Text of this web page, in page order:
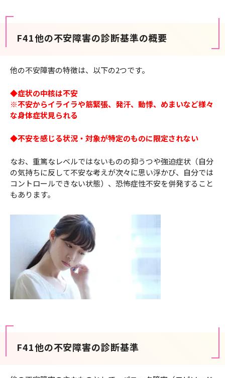
F41他の不安障害の診断基準の概要
他の不安障害の特徴は、以下の2つです。
◆症状の中核は不安
※不安からイライラや筋緊張、発汗、動悸、めまいなど様々
な身体症状見られる
◆不安を感じる状況・対象が特定のものに限定されない
なお、重篤なレベルではないものの抑うつや強迫症状（自分
の気持ちに反して不安な考えが次々に思い浮かび、自分では
コントロールできない状態）、恐怖症性不安を併発すること
もあります。
F41他の不安障害の診断基準